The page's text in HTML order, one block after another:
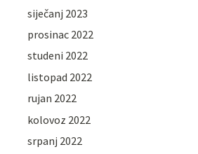
siječanj 2023
prosinac 2022
studeni 2022
listopad 2022
rujan 2022
kolovoz 2022
srpanj 2022